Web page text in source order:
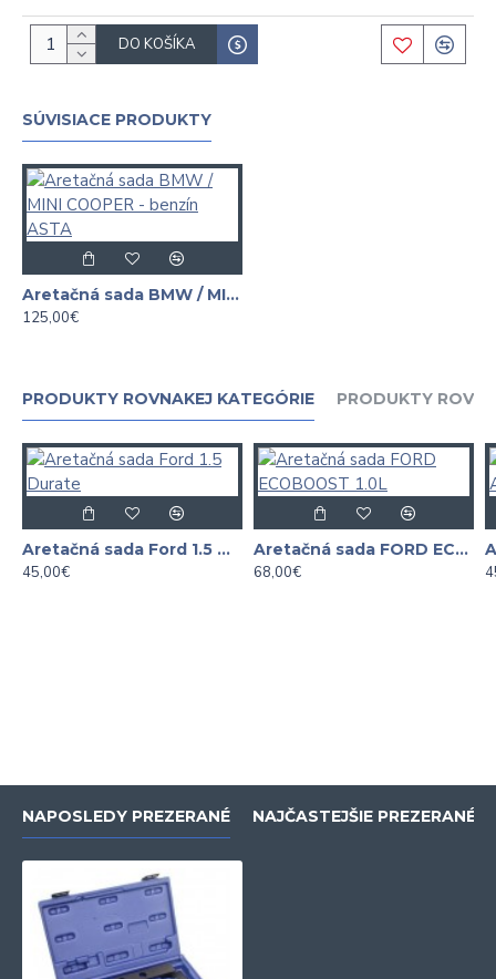
DO KOŠÍKA
SÚVISIACE PRODUKTY
Aretačná sada BMW / MINI COOPER - benzín ASTA
125,00€
PRODUKTY ROVNAKEJ KATEGÓRIE PRODUKTY
Aretačná sada Ford 1.5 Durate
45,00€
Aretačná sada FORD ECOBOOST 1.0L
68,00€
NAPOSLEDY PREZERANÉ NAJČASTEJŠIE PREZERANÉ